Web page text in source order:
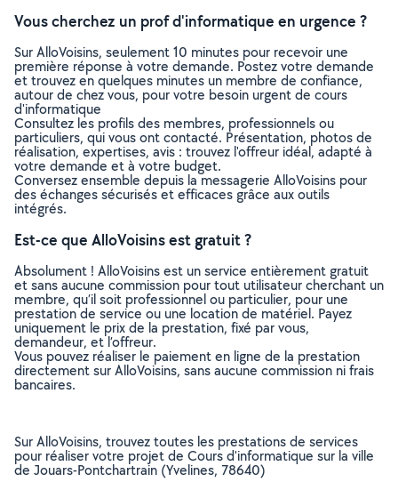
Vous cherchez un prof d'informatique en urgence ?
Sur AlloVoisins, seulement 10 minutes pour recevoir une
première réponse à votre demande. Postez votre demande
et trouvez en quelques minutes un membre de confiance,
autour de chez vous, pour votre besoin urgent de cours
d'informatique
Consultez les profils des membres, professionnels ou
particuliers, qui vous ont contacté. Présentation, photos de
réalisation, expertises, avis : trouvez l'offreur idéal, adapté à
votre demande et à votre budget.
Conversez ensemble depuis la messagerie AlloVoisins pour
des échanges sécurisés et efficaces grâce aux outils
intégrés.
Est-ce que AlloVoisins est gratuit ?
Absolument ! AlloVoisins est un service entièrement gratuit
et sans aucune commission pour tout utilisateur cherchant un
membre, qu’il soit professionnel ou particulier, pour une
prestation de service ou une location de matériel. Payez
uniquement le prix de la prestation, fixé par vous,
demandeur, et l’offreur.
Vous pouvez réaliser le paiement en ligne de la prestation
directement sur AlloVoisins, sans aucune commission ni frais
bancaires.
Sur AlloVoisins, trouvez toutes les prestations de services
pour réaliser votre projet de Cours d'informatique sur la ville
de Jouars-Pontchartrain (Yvelines, 78640)